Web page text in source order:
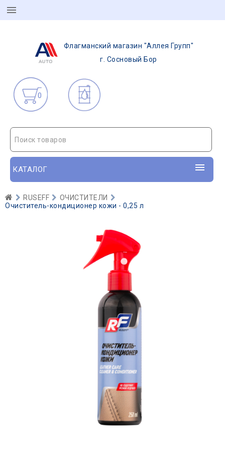
Флагманский магазин "Аллея Групп"
г. Сосновый Бор
0
Поиск товаров
КАТАЛОГ
RUSEFF
ОЧИСТИТЕЛИ
Очиститель-кондиционер кожи - 0,25 л